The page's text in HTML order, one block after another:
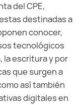
del CPE,
destinadas a
conocer,
tecnológicos
la escritura y por
que surgen a
así también
digitales en